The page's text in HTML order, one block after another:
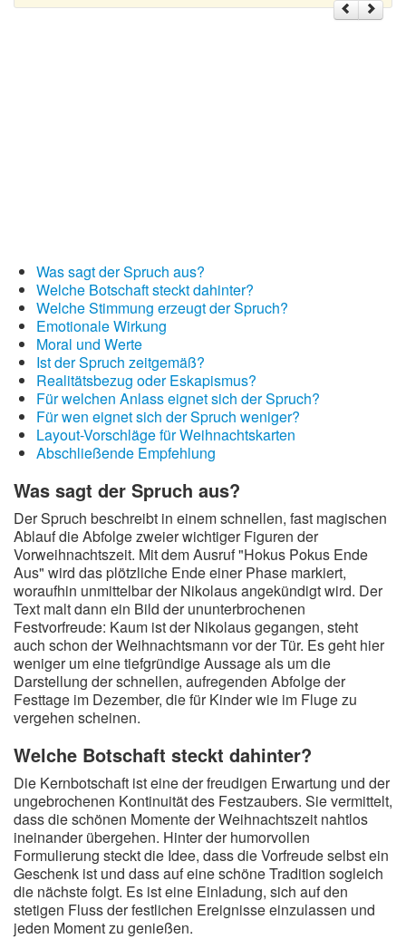
Weihnachtssprüche für Karten
Was sagt der Spruch aus?
Welche Botschaft steckt dahinter?
Welche Stimmung erzeugt der Spruch?
Emotionale Wirkung
Moral und Werte
Ist der Spruch zeitgemäß?
Realitätsbezug oder Eskapismus?
Für welchen Anlass eignet sich der Spruch?
Für wen eignet sich der Spruch weniger?
Layout-Vorschläge für Weihnachtskarten
Abschließende Empfehlung
Was sagt der Spruch aus?
Der Spruch beschreibt in einem schnellen, fast magischen
Ablauf die Abfolge zweier wichtiger Figuren der
Vorweihnachtszeit. Mit dem Ausruf "Hokus Pokus Ende
Aus" wird das plötzliche Ende einer Phase markiert,
woraufhin unmittelbar der Nikolaus angekündigt wird. Der
Text malt dann ein Bild der ununterbrochenen
Festvorfreude: Kaum ist der Nikolaus gegangen, steht
auch schon der Weihnachtsmann vor der Tür. Es geht hier
weniger um eine tiefgründige Aussage als um die
Darstellung der schnellen, aufregenden Abfolge der
Festtage im Dezember, die für Kinder wie im Fluge zu
vergehen scheinen.
Welche Botschaft steckt dahinter?
Die Kernbotschaft ist eine der freudigen Erwartung und der
ungebrochenen Kontinuität des Festzaubers. Sie vermittelt,
dass die schönen Momente der Weihnachtszeit nahtlos
ineinander übergehen. Hinter der humorvollen
Formulierung steckt die Idee, dass die Vorfreude selbst ein
Geschenk ist und dass auf eine schöne Tradition sogleich
die nächste folgt. Es ist eine Einladung, sich auf den
stetigen Fluss der festlichen Ereignisse einzulassen und
jeden Moment zu genießen.